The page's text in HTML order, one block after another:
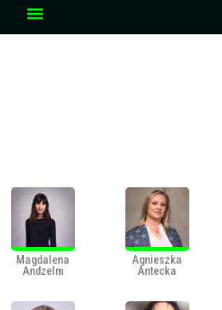
Magdalena
Andzelm
Agnieszka
Antecka